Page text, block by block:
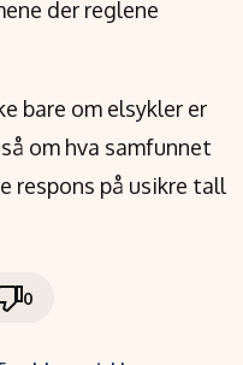
der reglene
bare om elsykler er
om hva samfunnet
respons på usikre tall
0